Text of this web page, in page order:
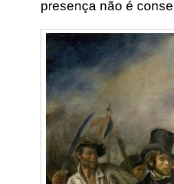
presença não é